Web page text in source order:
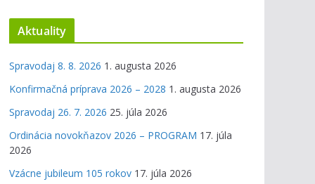
Aktuality
Spravodaj 8. 8. 2026 1. augusta 2026
Konfirmačná príprava 2026 – 2028 1. augusta 2026
Spravodaj 26. 7. 2026 25. júla 2026
Ordinácia novokňazov 2026 – PROGRAM 17. júla
2026
Vzácne jubileum 105 rokov 17. júla 2026